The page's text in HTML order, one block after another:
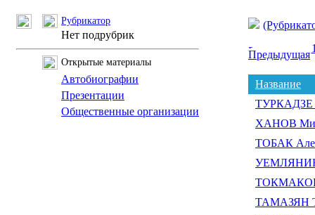
Рубрикатор
Нет подрубрик
Открытые материалы
Автобиографии
Презентации
Общественные организации
Предыдущая
Название
ТУРКАДЗЕ
ХАНОВ
ТОБАК
УЕМЛЯНИН
ТОКМАКОВ
ТАМАЗЯН